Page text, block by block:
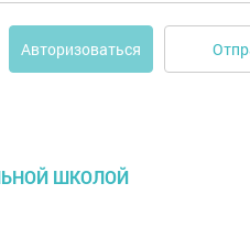
Авторизоваться
ШКОЛОЙ